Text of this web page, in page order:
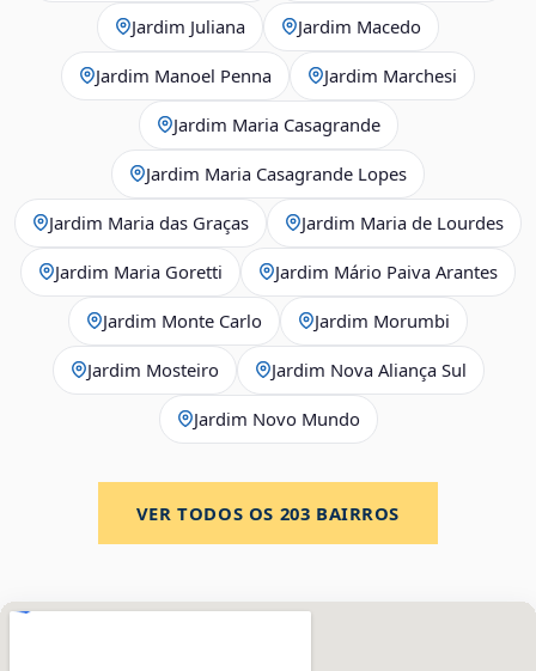
Jardim Juliana Jardim Macedo
Jardim Manoel Penna Jardim Marchesi
Jardim Maria Casagrande
Jardim Maria Casagrande Lopes
Jardim Maria das Graças Jardim Maria de Lourdes
Jardim Maria Goretti Jardim Mário Paiva Arantes
Jardim Monte Carlo Jardim Morumbi
Jardim Mosteiro Jardim Nova Aliança Sul
Jardim Novo Mundo
VER TODOS OS 203 BAIRROS